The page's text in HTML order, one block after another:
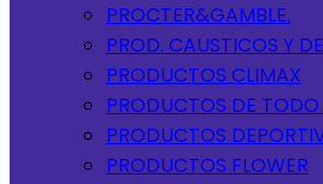
PROCTER&GAMBLE.
PROD. CAUSTICOS Y
PRODUCTOS CLIMAX
PRODUCTOS DE
PRODUCTOS
PRODUCTOS FLOWER